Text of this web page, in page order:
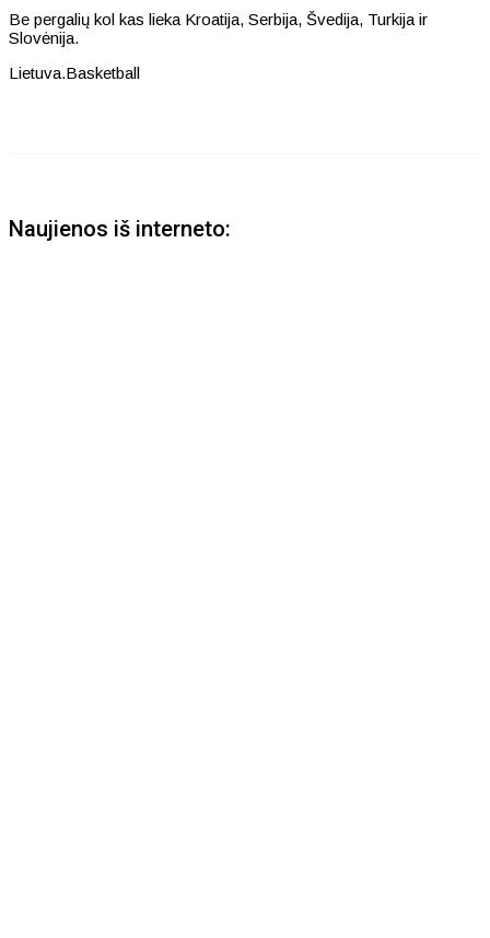
Be pergalių kol kas lieka Kroatija, Serbija, Švedija, Turkija ir
Slovėnija.
Lietuva.Basketball
Naujienos iš interneto: